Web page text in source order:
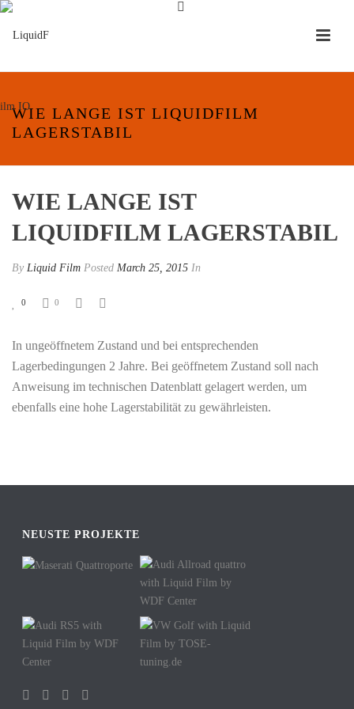
WIE LANGE IST LIQUIDFILM
LAGERSTABIL
WIE LANGE IST
LIQUIDFILM LAGERSTABIL
By Liquid Film Posted March 25, 2015 In
0 0
In ungeöffnetem Zustand und bei entsprechenden
Lagerbedingungen 2 Jahre. Bei geöffnetem Zustand soll nach
Anweisung im technischen Datenblatt gelagert werden, um
ebenfalls eine hohe Lagerstabilität zu gewährleisten.
NEUSTE PROJEKTE